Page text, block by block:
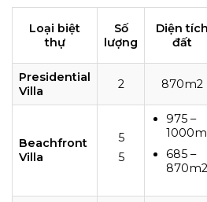
Loại biệt
thự
Số
lượng
Diện tích
đất
Presidential
Villa
2 870m2
Beachfront
Villa
5
5
975 –
685 –
870m2